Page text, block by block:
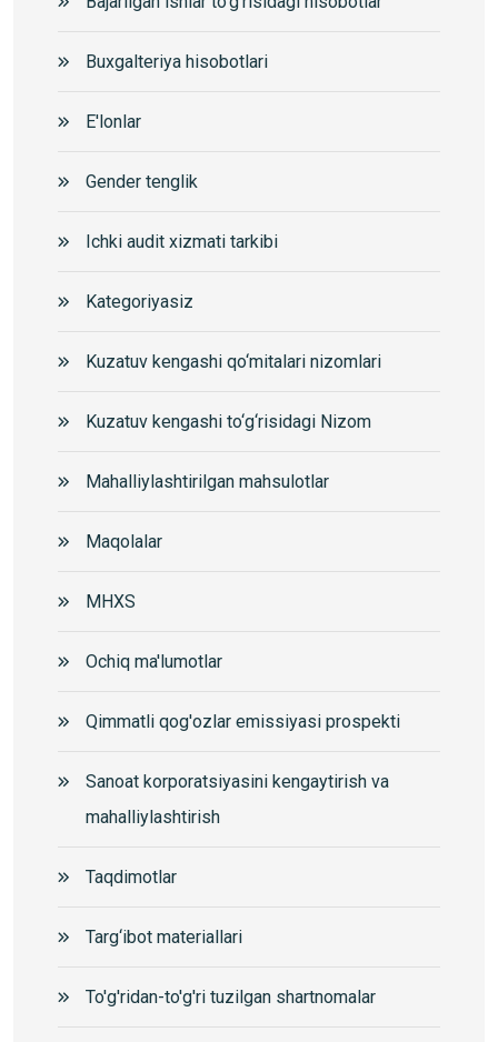
Buxgalteriya hisobotlari
E'lonlar
Gender tenglik
Ichki audit xizmati tarkibi
Kategoriyasiz
Kuzatuv kengashi qo‘mitalari nizomlari
Kuzatuv kengashi to‘g‘risidagi Nizom
Mahalliylashtirilgan mahsulotlar
Maqolalar
MHXS
Ochiq ma'lumotlar
Qimmatli qog'ozlar emissiyasi prospekti
Sanoat korporatsiyasini kengaytirish va
mahalliylashtirish
Taqdimotlar
Targ‘ibot materiallari
To'g'ridan-to'g'ri tuzilgan shartnomalar